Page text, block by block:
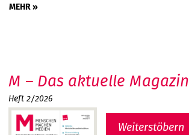
MEHR »
M – Das aktuelle Magazin
Heft 2/2026
Weiterstöbern